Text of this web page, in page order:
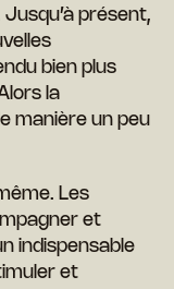
présent,
bien plus
la
manière un peu
Les
et
indispensable
et